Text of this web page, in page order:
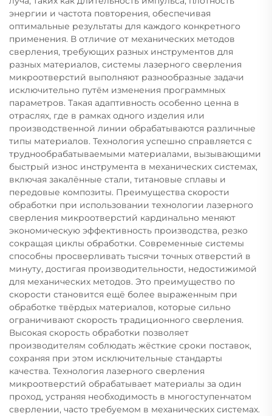
энергии и частота повторения, обеспечивая
оптимальные результаты для каждого конкретного
применения. В отличие от механических методов
сверления, требующих разных инструментов для
разных материалов, системы лазерного сверления
микроотверстий выполняют разнообразные задачи
исключительно путём изменения программных
параметров. Такая адаптивность особенно ценна в
отраслях, где в рамках одного изделия или
производственной линии обрабатываются различные
типы материалов. Технология успешно справляется с
труднообрабатываемыми материалами, вызывающими
быстрый износ инструмента в механических системах,
включая закалённые стали, титановые сплавы и
передовые композиты. Преимущества скорости
обработки при использовании технологии лазерного
сверления микроотверстий кардинально меняют
экономическую эффективность производства, резко
сокращая циклы обработки. Современные системы
способны просверливать тысячи точных отверстий в
минуту, достигая производительности, недостижимой
для механических методов. Это преимущество по
скорости становится ещё более выраженным при
обработке твёрдых материалов, которые сильно
ограничивают скорость традиционного сверления.
Высокая скорость обработки позволяет
производителям соблюдать жёсткие сроки поставок,
сохраняя при этом исключительные стандарты
качества. Технология лазерного сверления
микроотверстий обрабатывает материалы за один
проход, устраняя необходимость в многоступенчатом
сверлении, часто требуемом в механических системах.